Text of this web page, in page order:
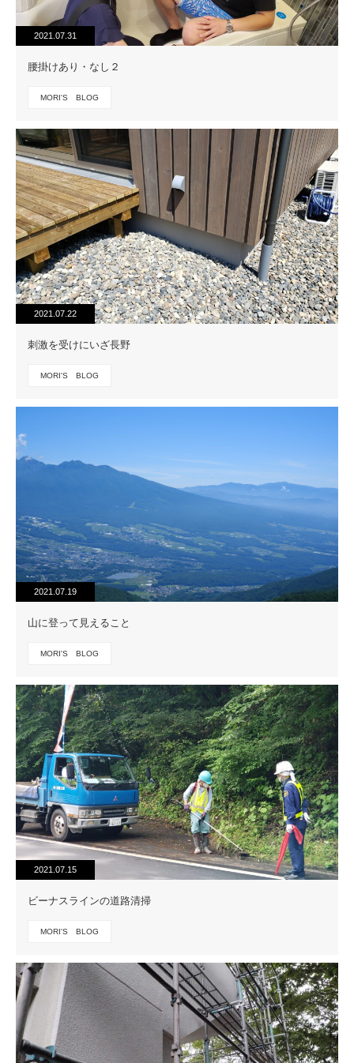
2021.07.31
腰掛けあり・なし２
MORI'S BLOG
2021.07.22
刺激を受けにいざ長野
MORI'S BLOG
2021.07.19
山に登って見えること
MORI'S BLOG
2021.07.15
ビーナスラインの道路清掃
MORI'S BLOG